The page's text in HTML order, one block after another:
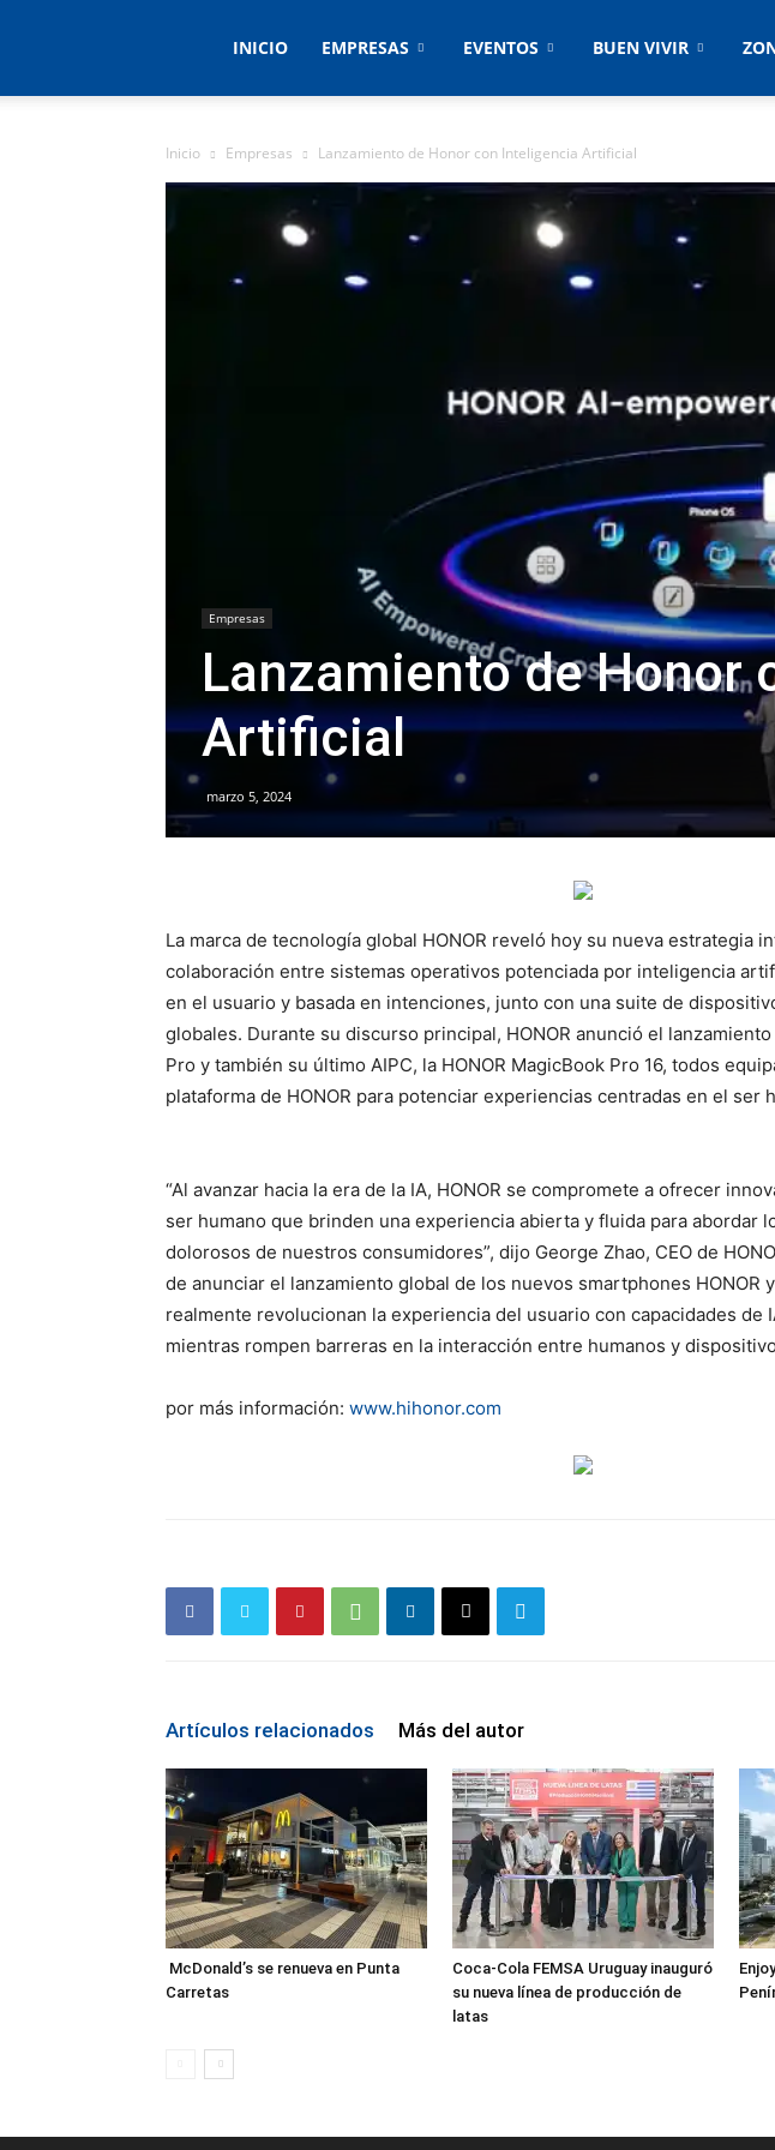
Empresas
&
Eventos
INICIO EMPRESAS EVENTOS BUEN VIVIR
Inicio Empresas Lanzamiento de Honor con Inteligencia Artificial
Empresas
Lanzamiento de Honor
Artificial
marzo 5, 2024
La marca de tecnología global HONOR reveló hoy su nueva estrategia
colaboración entre sistemas operativos potenciada por inteligencia
en el usuario y basada en intenciones, junto con una suite de
globales. Durante su discurso principal, HONOR anunció el
Pro y también su último AIPC, la HONOR MagicBook Pro 16, todos
plataforma de HONOR para potenciar experiencias centradas en el ser
“Al avanzar hacia la era de la IA, HONOR se compromete a ofrecer
ser humano que brinden una experiencia abierta y fluida para abordar
dolorosos de nuestros consumidores”, dijo George Zhao, CEO de
de anunciar el lanzamiento global de los nuevos smartphones HONOR
realmente revolucionan la experiencia del usuario con capacidades de
mientras rompen barreras en la interacción entre humanos y
por más información: www.hihonor.com
Artículos relacionados Más del autor
McDonald’s se renueva en Punta
Carretas
Coca-Cola FEMSA Uruguay inauguró
su nueva línea de producción de
latas